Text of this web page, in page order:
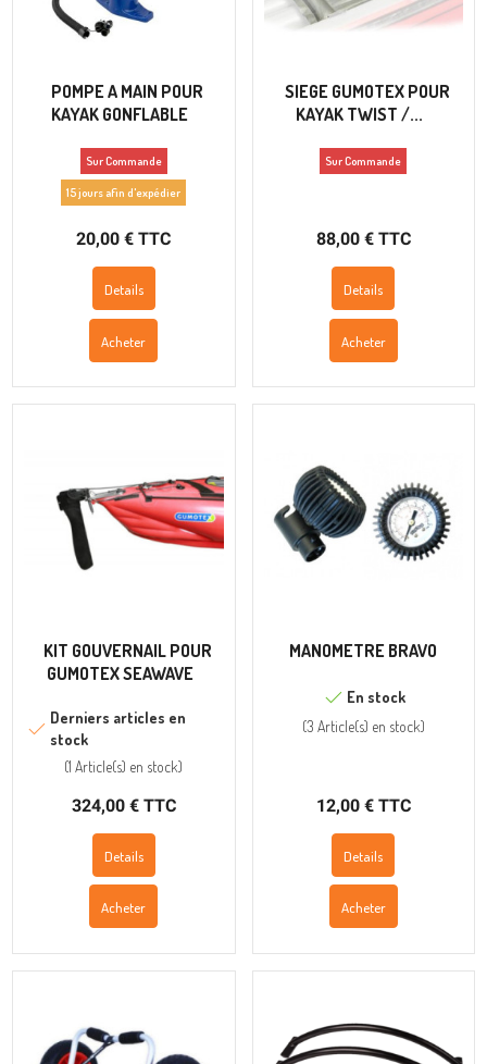
POMPE A MAIN POUR
KAYAK GONFLABLE
Sur Commande
15 jours afin d'expédier
20,00 € TTC
Details
Acheter
SIEGE GUMOTEX POUR
KAYAK TWIST /...
Sur Commande
88,00 € TTC
Details
Acheter
KIT GOUVERNAIL POUR
GUMOTEX SEAWAVE
Derniers articles en
stock
(1 Article(s) en stock)
324,00 € TTC
Details
Acheter
MANOMETRE BRAVO
En stock
(3 Article(s) en stock)
12,00 € TTC
Details
Acheter